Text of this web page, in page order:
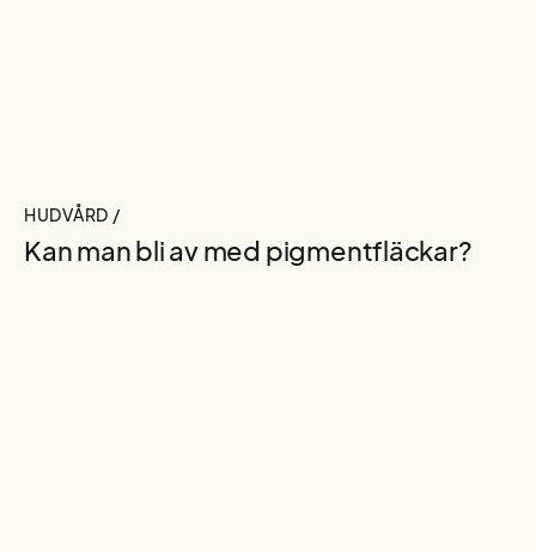
HUDVÅRD /
Kan man bli av med pigmentfläckar?